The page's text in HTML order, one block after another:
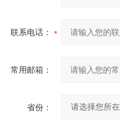
联系电话：
常用邮箱：
省份：